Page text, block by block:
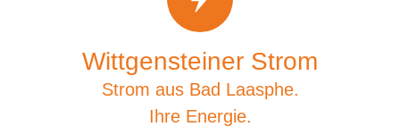
Wittgensteiner Strom
Strom aus Bad Laasphe.
Ihre Energie.